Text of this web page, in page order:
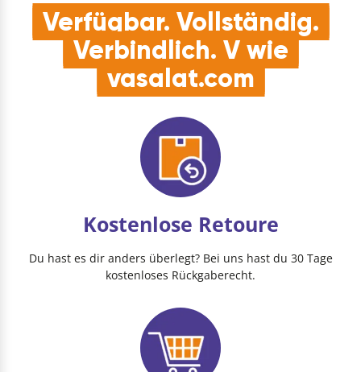
Verfügbar. Vollständig.
Verbindlich. V wie
vasalat.com
Kostenlose Retoure
Du hast es dir anders überlegt? Bei uns hast du 30 Tage
kostenloses Rückgaberecht.